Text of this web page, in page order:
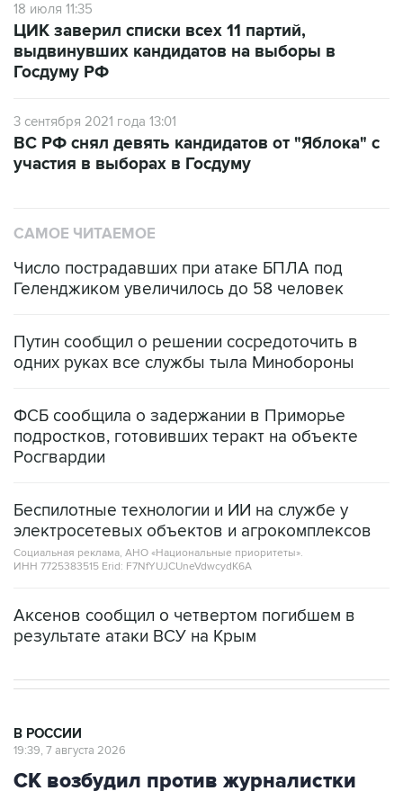
18 июля 11:35
ЦИК заверил списки всех 11 партий,
выдвинувших кандидатов на выборы в
Госдуму РФ
3 сентября 2021 года 13:01
ВС РФ снял девять кандидатов от "Яблока" с
участия в выборах в Госдуму
САМОЕ ЧИТАЕМОЕ
Число пострадавших при атаке БПЛА под
Геленджиком увеличилось до 58 человек
Путин сообщил о решении сосредоточить в
одних руках все службы тыла Минобороны
ФСБ сообщила о задержании в Приморье
подростков, готовивших теракт на объекте
Росгвардии
Беспилотные технологии и ИИ на службе у
электросетевых объектов и агрокомплексов
Социальная реклама, АНО «Национальные приоритеты».
ИНН 7725383515 Erid: F7NfYUJCUneVdwcydK6A
Аксенов сообщил о четвертом погибшем в
результате атаки ВСУ на Крым
В РОССИИ
19:39, 7 августа 2026
СК возбудил против журналистки